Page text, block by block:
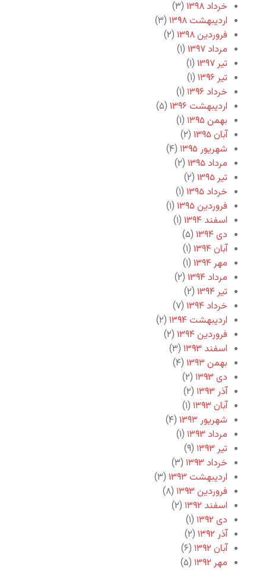
خرداد ۱۳۹۸
(۳)
اردیبهشت ۱۳۹۸
(۳)
فروردین ۱۳۹۸
(۲)
مرداد ۱۳۹۷
(۱)
تیر ۱۳۹۷
(۱)
تیر ۱۳۹۶
(۱)
خرداد ۱۳۹۶
(۱)
اردیبهشت ۱۳۹۶
(۵)
بهمن ۱۳۹۵
(۱)
آبان ۱۳۹۵
(۲)
شهریور ۱۳۹۵
(۴)
مرداد ۱۳۹۵
(۲)
تیر ۱۳۹۵
(۲)
خرداد ۱۳۹۵
(۱)
فروردین ۱۳۹۵
(۱)
اسفند ۱۳۹۴
(۱)
دی ۱۳۹۴
(۵)
آبان ۱۳۹۴
(۱)
مهر ۱۳۹۴
(۱)
مرداد ۱۳۹۴
(۲)
تیر ۱۳۹۴
(۲)
خرداد ۱۳۹۴
(۷)
اردیبهشت ۱۳۹۴
(۲)
فروردین ۱۳۹۴
(۲)
اسفند ۱۳۹۳
(۳)
بهمن ۱۳۹۳
(۴)
دی ۱۳۹۳
(۲)
آذر ۱۳۹۳
(۲)
آبان ۱۳۹۳
(۱)
شهریور ۱۳۹۳
(۴)
مرداد ۱۳۹۳
(۱)
تیر ۱۳۹۳
(۹)
خرداد ۱۳۹۳
(۳)
اردیبهشت ۱۳۹۳
(۳)
فروردین ۱۳۹۳
(۸)
اسفند ۱۳۹۲
(۲)
دی ۱۳۹۲
(۱)
آذر ۱۳۹۲
(۲)
آبان ۱۳۹۲
(۶)
مهر ۱۳۹۲
(۵)